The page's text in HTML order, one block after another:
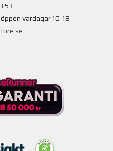
53
vardagar 10-18